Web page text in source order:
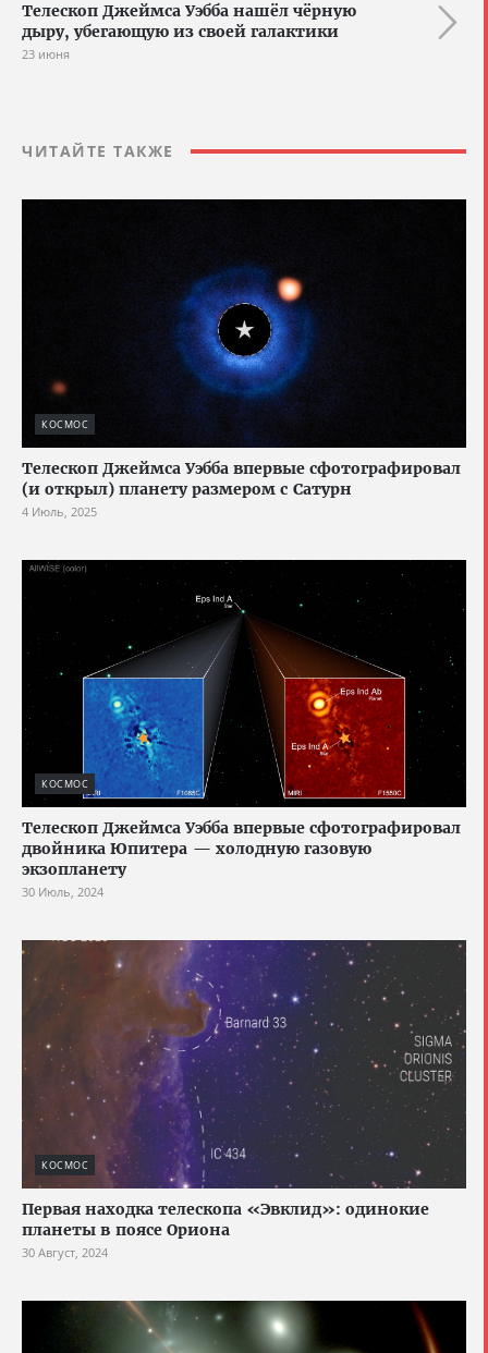
Телескоп Джеймса Уэбба нашёл чёрную
дыру, убегающую из своей галактики
23 июня
ЧИТАЙТЕ ТАКЖЕ
КОСМОС
Телескоп Джеймса Уэбба впервые сфотографировал
(и открыл) планету размером с Сатурн
4 Июль, 2025
КОСМОС
Телескоп Джеймса Уэбба впервые сфотографировал
двойника Юпитера — холодную газовую
экзопланету
30 Июль, 2024
КОСМОС
Первая находка телескопа «Эвклид»: одинокие
планеты в поясе Ориона
30 Август, 2024